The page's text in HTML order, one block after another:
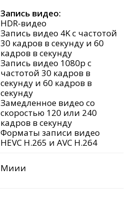
Запись видео:
HDR-видео
Запись видео 4K с частотой
30 кадров в секунду и 60
кадров в секунду
Запись видео 1080p с
частотой 30 кадров в
секунду и 60 кадров в
секунду
Замедленное видео со
скоростью 120 или 240
кадров в секунду
Форматы записи видео
HEVC H.265 и AVC H.264
Mиии